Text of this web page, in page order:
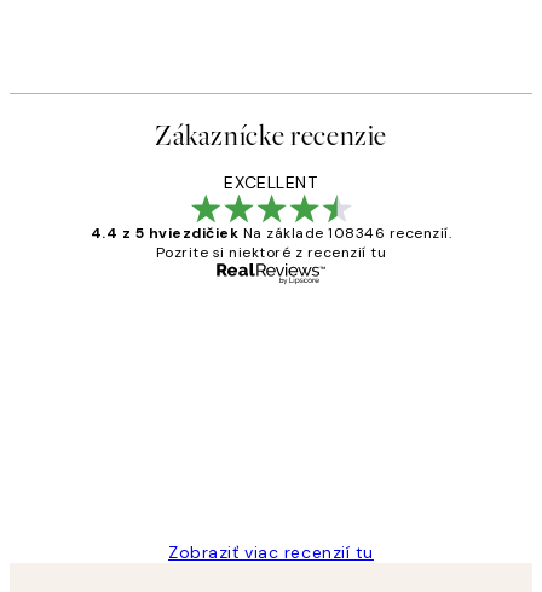
Zákaznícke recenzie
EXCELLENT
4.4 z 5 hviezdičiek Na základe 108346 recenzií.
Pozrite si niektoré z recenzií tu
Zobraziť viac recenzií tu